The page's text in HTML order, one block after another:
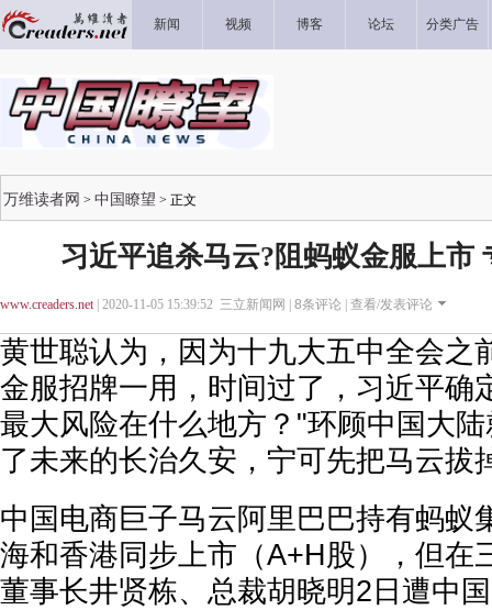
新闻 视频 博客 论坛 分类广告
万维读者网 > 中国瞭望 > 正文
习近平追杀马云?阻蚂蚁金服上市
www.creaders.net| 2020-11-05 15:39:52 三立新闻网 | 8条评论 | 查看/发表评论
黄世聪认为，因为十九大五中全会之
金服招牌一用，时间过了，习近平确
最大风险在什么地方？"环顾中国大
了未来的长治久安，宁可先把马云拔
中国电商巨子马云阿里巴巴持有蚂蚁
海和香港同步上市（A+H股），但在
董事长井贤栋、总裁胡晓明2日遭中